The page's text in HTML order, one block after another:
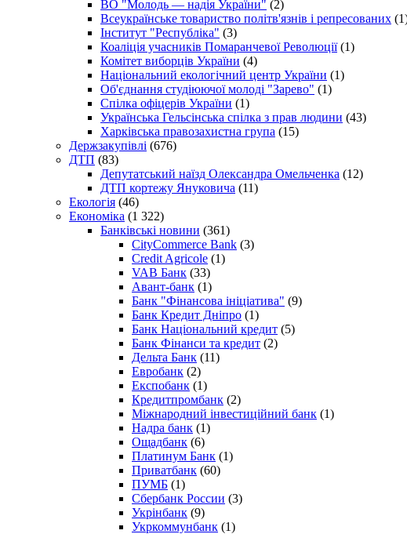
ВО "Молодь — надія України" (2)
Всеукраїнське товариство політв'язнів і репресованих
Інститут "Республіка" (3)
Коаліція учасників Помаранчевої Революції(1)
Комітет виборців України (4)
Національний екологічний центр України (1)
Об'єднання студіюючої молоді "Зарево" (1)
Спілка офіцерів України (1)
Українська Гельсінська спілка з прав людини (43)
Харківська правозахистна група (15)
Держзакупівлі (676)
ДТП (83)
Депутатський наїзд Олександра Омельченка (12)
ДТП кортежу Януковича (11)
Екологія (46)
Економіка (1 322)
Банківські новини (361)
CityCommerce Bank (3)
Credit Agricole (1)
VAB Банк (33)
Авант-банк (1)
Банк "Фінансова ініціатива" (9)
Банк Кредит Дніпро (1)
Банк Національний кредит (5)
Банк Фінанси та кредит (2)
Дельта Банк (11)
Евробанк (2)
Експобанк (1)
Кредитпромбанк (2)
Міжнародний інвестиційний банк (1)
Надра банк (1)
Ощадбанк (6)
Платинум Банк (1)
Приватбанк (60)
ПУМБ (1)
Сбербанк России (3)
Укрінбанк (9)
Укркоммунбанк (1)